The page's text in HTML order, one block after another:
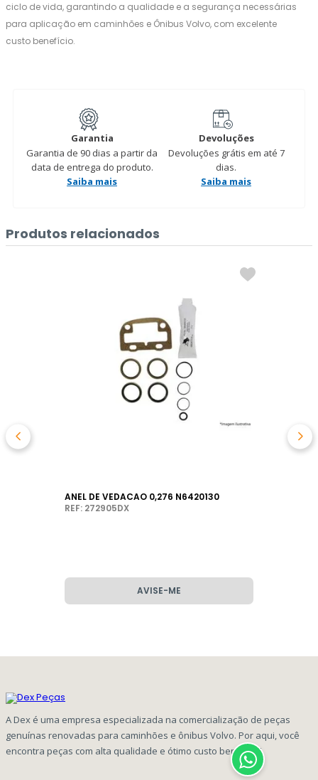
ciclo de vida, garantindo a qualidade e a segurança necessárias
para aplicação em caminhões e Ônibus Volvo, com excelente
custo benefício.
Garantia
Garantia de 90 dias a partir da
data de entrega do produto.
Saiba mais
Devoluções
Devoluções grátis em até 7
dias.
Saiba mais
Produtos relacionados
ANEL DE VEDACAO 0,276 N6420130
REF: 272905DX
AVISE-ME
A Dex é uma empresa especializada na comercialização de peças
genuínas renovadas para caminhões e ônibus Volvo. Por aqui, você
encontra peças com alta qualidade e ótimo custo benefício!